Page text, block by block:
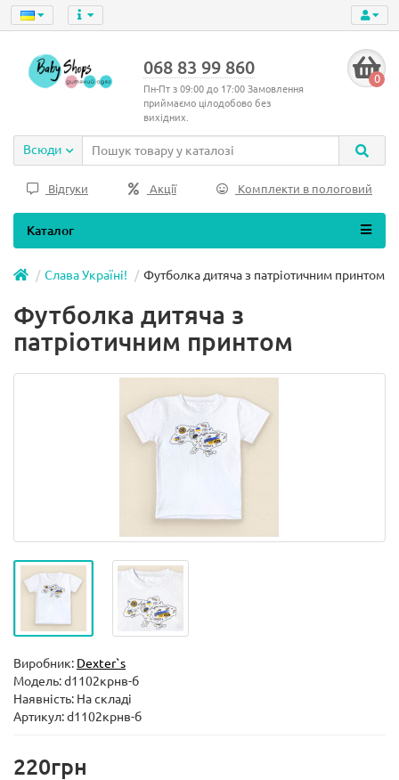
068 83 99 860
Пн-Пт з 09:00 до 17:00 Замовлення
приймаємо цілодобово без
вихідних.
0
Всюди
Відгуки Акції Комплекти в пологовий
Каталог
Слава Україні! Футболка дитяча з патріотичним принтом
Футболка дитяча з
патріотичним принтом
Виробник: Dexter`s
Модель:d1102крнв-б
Наявність: На складі
Артикул: d1102крнв-б
220грн